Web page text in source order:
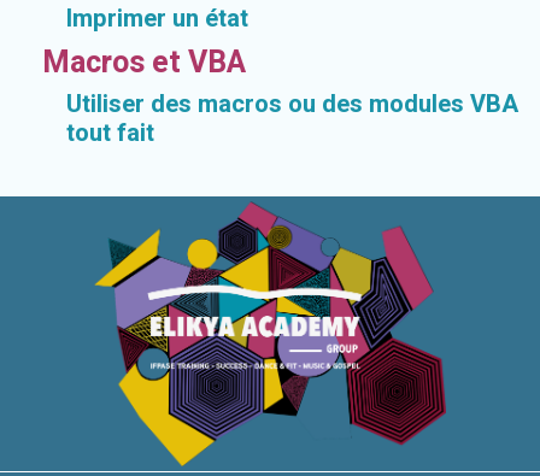
Imprimer un état
Macros et VBA
Utiliser des macros ou des modules VBA
tout fait